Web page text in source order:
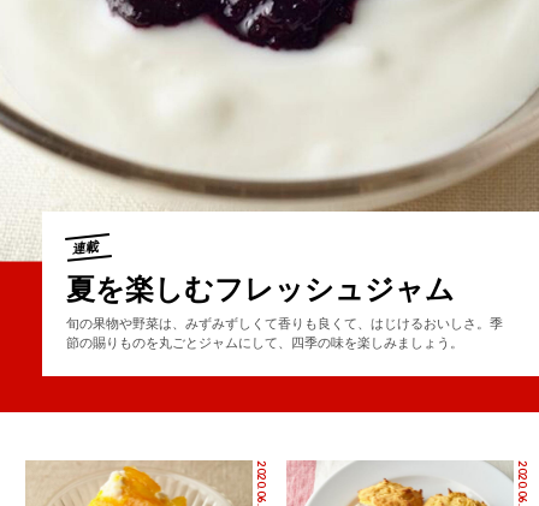
連載
夏を楽しむフレッシュジャム
旬の果物や野菜は、みずみずしくて香りも良くて、はじけるおいしさ。季
節の賜りものを丸ごとジャムにして、四季の味を楽しみましょう。
2020.06.25 2020.06.24